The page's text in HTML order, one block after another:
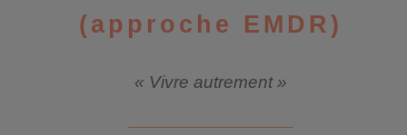
(approche EMDR)
« Vivre autrement »